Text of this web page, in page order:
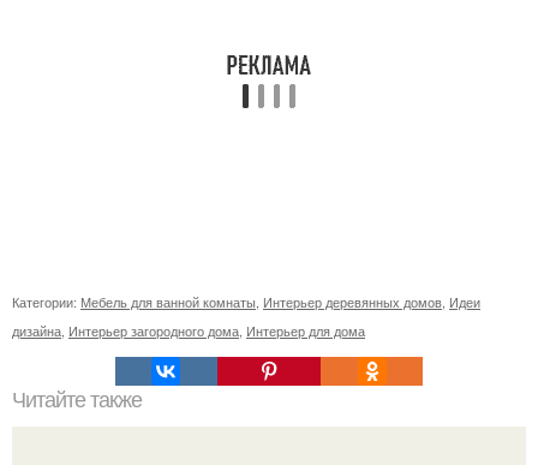
Категории: Мебель для ванной комнаты Интерьер деревянных домов Идеи
дизайна Интерьер загородного дома Интерьер для дома
Читайте также